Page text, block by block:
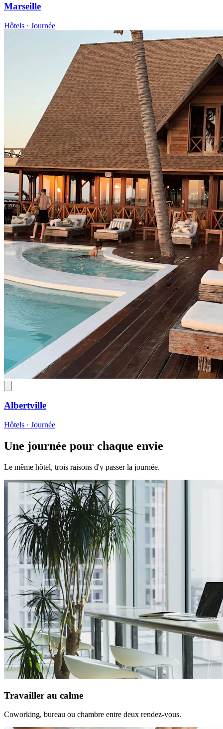
Marseille
Hôtels · Journée
Albertville
Hôtels · Journée
Une journée pour chaque envie
Le même hôtel, trois raisons d'y passer la journée.
Travailler au calme
Coworking, bureau ou chambre entre deux rendez-vous.